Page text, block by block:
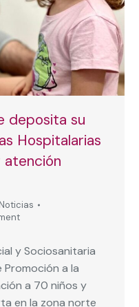
deposita su
Hospitalarias
Noticias
y Sociosanitaria
a la
a 70 niños y
en la zona norte